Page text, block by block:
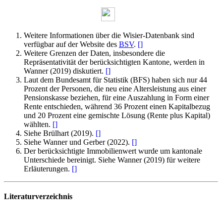
Weitere Informationen über die Wisier-Datenbank sind
verfügbar auf der Website des BSV. []
Weitere Grenzen der Daten, insbesondere die
Repräsentativität der berücksichtigten Kantone, werden in
Wanner (2019) diskutiert. []
Laut dem Bundesamt für Statistik (BFS) haben sich nur 44
Prozent der Personen, die neu eine Altersleistung aus einer
Pensionskasse beziehen, für eine Auszahlung in Form einer
Rente entschieden, während 36 Prozent einen Kapitalbezug
und 20 Prozent eine gemischte Lösung (Rente plus Kapital)
wählten. []
Siehe Brülhart (2019). []
Siehe Wanner und Gerber (2022). []
Der berücksichtigte Immobilienwert wurde um kantonale
Unterschiede bereinigt. Siehe Wanner (2019) für weitere
Erläuterungen. []
Literaturverzeichnis